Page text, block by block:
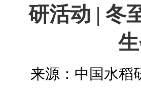
研活动 | 冬
来源：中国水稻